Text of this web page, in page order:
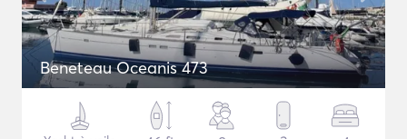
Beneteau Oceanis 473